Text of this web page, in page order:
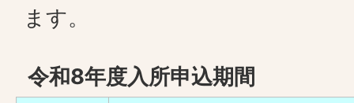
ます。
令和8年度入所申込期間